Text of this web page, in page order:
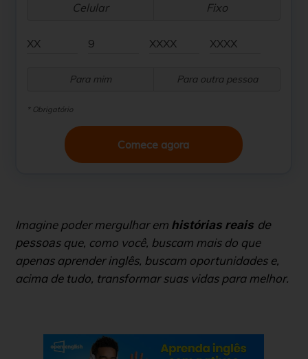
Celular Fixo
Para mim Para outra pessoa
* Obrigatório
Comece agora
Imagine poder mergulhar em histórias reais de
pessoas que, como você, buscam mais do que
apenas aprender inglês, buscam oportunidades e,
acima de tudo, transformar suas vidas para melhor.